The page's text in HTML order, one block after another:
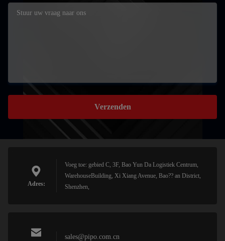
Verzenden
Adres:
Voeg toe: gebied C, 3F, Bao Yun Da Logistiek Centrum,
WarehouseBuilding, Xi Xiang Avenue, Bao?? an District,
Shenzhen,
sales@pipo.com.cn